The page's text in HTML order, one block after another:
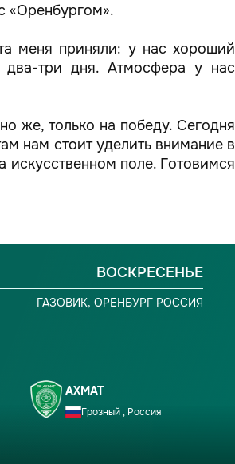
«Оренбургом».
меня приняли: у нас хороший
два-три дня. Атмосфера у нас
же, только на победу. Сегодня
нам стоит уделить внимание в
поле. Готовимся
ВОСКРЕСЕНЬЕ
ГАЗОВИК, ОРЕНБУРГ РОССИЯ
АХМАТ
Грозный , Россия